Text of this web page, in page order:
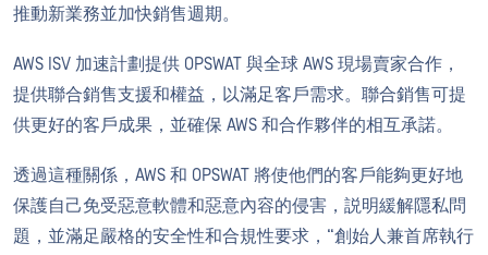
推動新業務並加快銷售週期。
AWS ISV 加速計劃提供 OPSWAT 與全球 AWS 現場賣家合作，
提供聯合銷售支援和權益，以滿足客戶需求。聯合銷售可提
供更好的客戶成果，並確保 AWS 和合作夥伴的相互承諾。
透過這種關係，AWS 和 OPSWAT 將使他們的客戶能夠更好地
保護自己免受惡意軟體和惡意內容的侵害，説明緩解隱私問
題，並滿足嚴格的安全性和合規性要求，“創始人兼首席執行